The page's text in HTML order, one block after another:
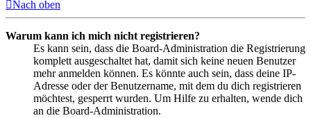
Nach oben
Warum kann ich mich nicht registrieren?
Es kann sein, dass die Board-Administration die Registrierung
komplett ausgeschaltet hat, damit sich keine neuen Benutzer
mehr anmelden können. Es könnte auch sein, dass deine IP-
Adresse oder der Benutzername, mit dem du dich registrieren
möchtest, gesperrt wurden. Um Hilfe zu erhalten, wende dich
an die Board-Administration.